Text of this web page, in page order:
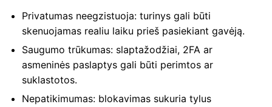
Privatumas neegzistuoja: turinys gali būti
skenuojamas realiu laiku prieš pasiekiant gavėją.
Saugumo trūkumas: slaptažodžiai, 2FA ar
asmeninės paslaptys gali būti perimtos ar
suklastotos.
Nepatikimumas: blokavimas sukuria tylus